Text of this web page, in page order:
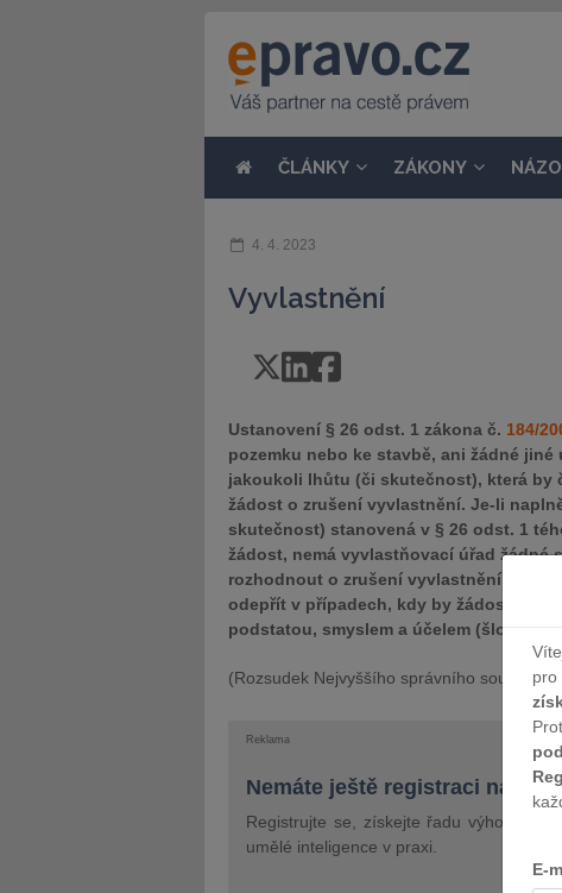
ČLÁNKY ZÁKONY
4. 4. 2023
Vyvlastnění
Ustanovení § 26 odst. 1 zákona č. 184/
pozemku nebo ke stavbě, ani žádné
jakoukoli lhůtu (či skutečnost), která by
žádost o zrušení vyvlastnění. Je-li
skutečnost) stanovená v § 26 odst. 1
žádost, nemá vyvlastňovací úřad
rozhodnout o zrušení vyvlastnění.
odepřít v případech, kdy by žádost o
podstatou, smyslem a účelem (šlo by o
(Rozsudek Nejvyššího správního soudu ze
Reklama
Nemáte ještě registraci na
Registrujte se, získejte řadu výhod a
umělé inteligence v praxi.
E-